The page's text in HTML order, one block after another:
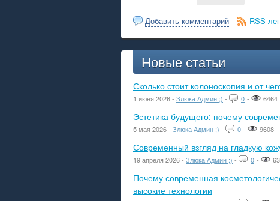
Добавить комментарий RSS-
Новые статьи
Сколько стоит колоноскопия и от
1 июня 2026 - Злюка Админ ;) - 0 - 6464
Эстетика будущего: почему
5 мая 2026 - Злюка Админ ;) - 0 - 9608
Современный взгляд на гладкую
19 апреля 2026 - Злюка Админ ;) - 0 -
Почему современная
высокие технологии